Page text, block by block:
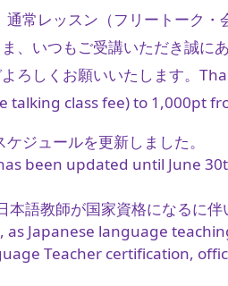
常レッスン（フリートーク・
、いつもご受講いただき誠に
ろしくお願いいたします。
talking class fee) to 1,000pt
ジュールを更新しました。
been updated until June
本語教師が国家資格になるに
as Japanese language
Teacher certification,